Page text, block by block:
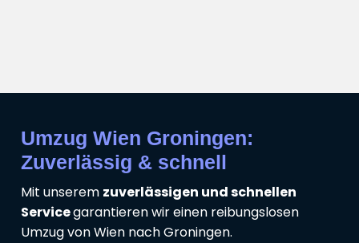
Umzug Wien Groningen:
Zuverlässig & schnell
Mit unserem zuverlässigen und schnellen
Servicegarantieren wir einen reibungslosen
Umzug von Wien nach Groningen.